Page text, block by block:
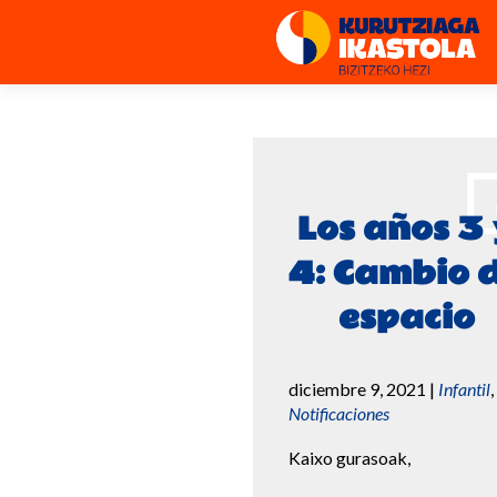
Los años 3
4: Cambio
espacio
diciembre 9, 2021 | Infantil,
Notificaciones
Kaixo gurasoak,